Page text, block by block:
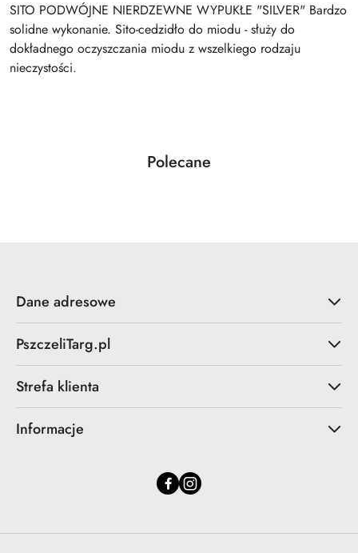
SITO PODWÓJNE NIERDZEWNE WYPUKŁE "SILVER" Bardzo
solidne wykonanie. Sito-cedzidło do miodu - służy do
dokładnego oczyszczania miodu z wszelkiego rodzaju
nieczystości.
Pomiń karuzelę produktów
Produkty
Polecane
Dane adresowe
PszczeliTarg.pl
Strefa klienta
Informacje